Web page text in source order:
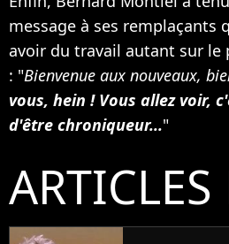
message à ses remplaçants
avoir du travail autant sur le
: "Bienvenue aux nouveaux,
vous, hein ! Vous allez voir,
d'être chroniqueur..."
ARTICLES